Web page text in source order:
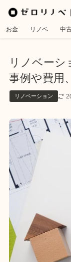
お金 リノベ 中
リノベーシ
事例や費用
リノベーション